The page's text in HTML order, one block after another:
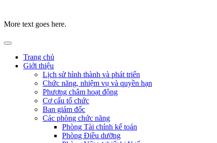
More text goes here.
Trang chủ
Giới thiệu
Lịch sử hình thành và phát triển
Chức năng, nhiệm vụ và quyền hạn
Phương châm hoạt động
Cơ cấu tổ chức
Ban giám đốc
Các phòng chức năng
Phòng Tài chính kế toán
Phòng Điều dưỡng